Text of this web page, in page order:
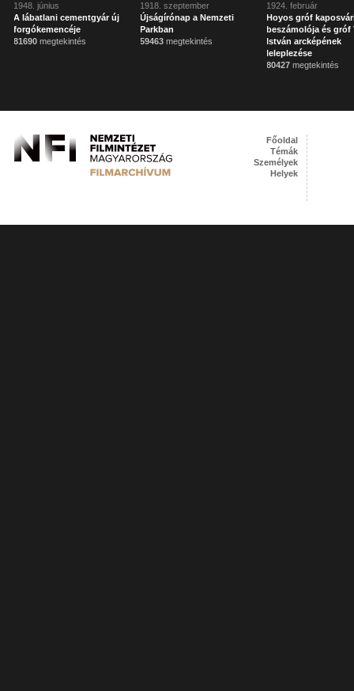
1948. június
A lábatlani cementgyár új
forgókemencéje
81690 megtekintés
1918. szeptember
Újságírónap a Nemzeti
Parkban
59463 megtekintés
1924. február
Hoyos gróf
beszámolója és gróf
István arcképének
leleplezése
80427 megtekintés
Főoldal
Témák
Személyek
Helyek